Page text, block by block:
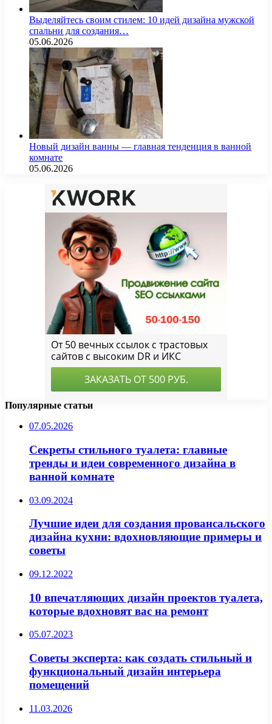
Выделяйтесь своим стилем: 10 идей дизайна мужской
спальни для создания…
05.06.2026
Новый дизайн ванны — главная тенденция в ванной
комнате
05.06.2026
Популярные статьи
07.05.2026
Секреты стильного туалета: главные
тренды и идеи современного дизайна в
ванной комнате
03.09.2024
Лучшие идеи для создания провансальского
дизайна кухни: вдохновляющие примеры и
советы
09.12.2022
10 впечатляющих дизайн проектов туалета,
которые вдохновят вас на ремонт
05.07.2023
Советы эксперта: как создать стильный и
функциональный дизайн интерьера
помещений
11.03.2026